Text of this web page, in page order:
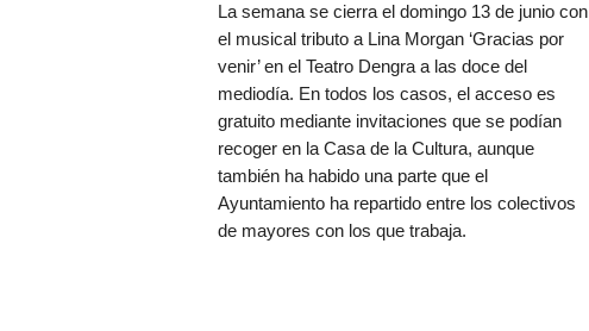
La semana se cierra el domingo 13 de junio con
el musical tributo a Lina Morgan ‘Gracias por
venir’ en el Teatro Dengra a las doce del
mediodía. En todos los casos, el acceso es
gratuito mediante invitaciones que se podían
recoger en la Casa de la Cultura, aunque
también ha habido una parte que el
Ayuntamiento ha repartido entre los colectivos
de mayores con los que trabaja.